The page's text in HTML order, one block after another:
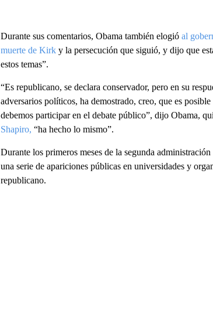
Durante sus comentarios, Obama también elogió al
muerte de Kirky la persecución que siguió, y dijo que
estos temas”.
“Es republicano, se declara conservador, pero en su
adversarios políticos, ha demostrado, creo, que es
debemos participar en el debate público”, dijo Obama,
Shapiro, “ha hecho lo mismo”.
Durante los primeros meses de la segunda
una serie de apariciones públicas en universidades y
republicano.